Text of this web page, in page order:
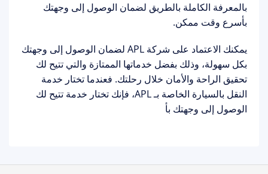
بالمعرفة الكاملة بالطريق لضمان الوصول إلى وجهتك
بأسرع وقت ممكن.
يمكنك الاعتماد على شركة APL لضمان الوصول إلى وجهتك
بكل سهولة، وذلك بفضل خدماتها الممتازة والتي تتيح لك
تحقيق الراحة والأمان خلال رحلتك. فعندما تختار خدمة
النقل بالسيارة الخاصة بـ APL، فإنك تختار خدمة تتيح لك
الوصول إلى وجهتك بأ